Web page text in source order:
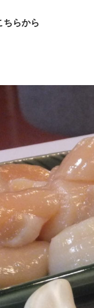
ちらから